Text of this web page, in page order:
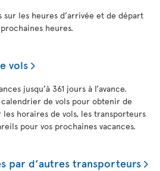
sur les heures d’arrivée et de départ
heures.
vols
jusqu’à 361 jours à l’avance.
de vols pour obtenir de
les horaires de vols, les transporteurs
pour vos prochaines vacances.
par d’autres transporteurs